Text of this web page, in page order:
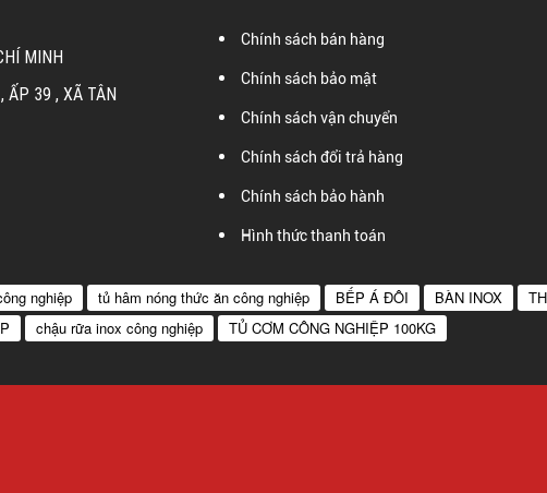
MINH
ẤP 39 , XÃ TÂN
Chính sách bán hàng
Chính sách bảo mật
Chính sách vận chuyển
Chính sách đổi trả hàng
Chính sách bảo hành
Hình thức thanh toán
nghiệp tủ hâm nóng thức ăn công nghiệp BẾP Á ĐÔI BÀN INOX
chậu rữa inox công nghiệp TỦ CƠM CÔNG NGHIỆP 100KG